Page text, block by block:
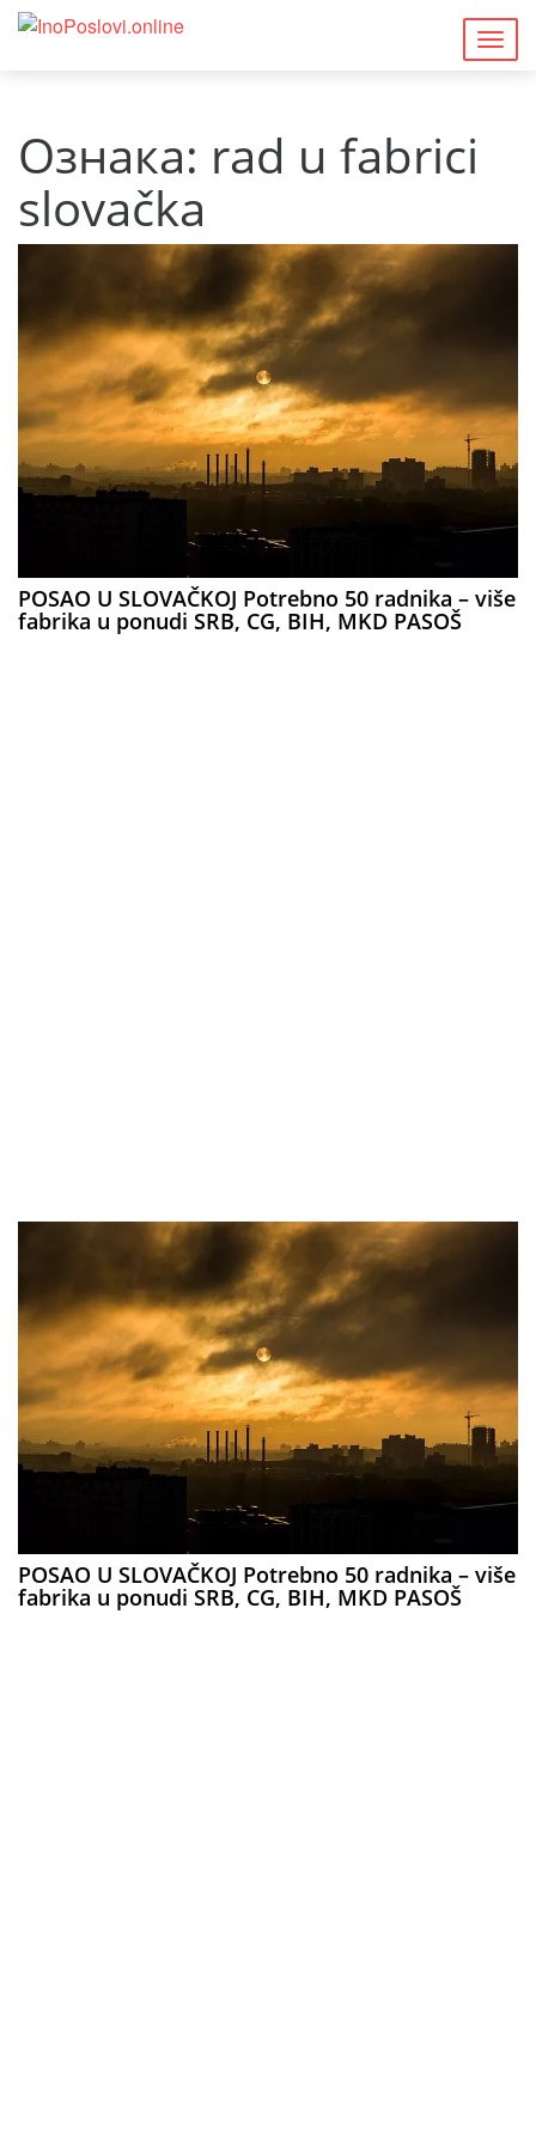
Ознака: rad u fabrici
slovačka
POSAO U SLOVAČKOJ Potrebno 50 radnika – više
fabrika u ponudi SRB, CG, BIH, MKD PASOŠ
POSAO U SLOVAČKOJ Potrebno 50 radnika – više
fabrika u ponudi SRB, CG, BIH, MKD PASOŠ